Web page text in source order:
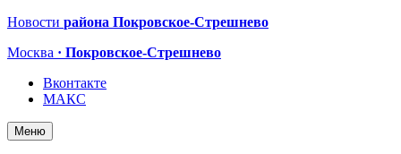
Новости района Покровское-Стрешнево
Москва · Покровское-Стрешнево
Вконтакте
МАКС
Меню